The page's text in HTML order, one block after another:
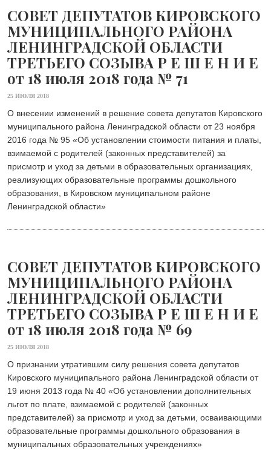
СОВЕТ ДЕПУТАТОВ КИРОВСКОГО
МУНИЦИПАЛЬНОГО РАЙОНА
ЛЕНИНГРАДСКОЙ ОБЛАСТИ
ТРЕТЬЕГО СОЗЫВА Р Е Ш Е Н И Е
от 18 июля 2018 года № 71
25 ИЮЛЯ 2018
О внесении изменений в решение совета депутатов Кировского
муниципального района Ленинградской области от 23 ноября
2016 года № 95 «Об установлении стоимости питания и платы,
взимаемой с родителей (законных представителей) за
присмотр и уход за детьми в образовательных организациях,
реализующих образовательные программы дошкольного
образования, в Кировском муниципальном районе
Ленинградской области»
СОВЕТ ДЕПУТАТОВ КИРОВСКОГО
МУНИЦИПАЛЬНОГО РАЙОНА
ЛЕНИНГРАДСКОЙ ОБЛАСТИ
ТРЕТЬЕГО СОЗЫВА Р Е Ш Е Н И Е
от 18 июля 2018 года № 69
25 ИЮЛЯ 2018
О признании утратившим силу решения совета депутатов
Кировского муниципального района Ленинградской области от
19 июня 2013 года № 40 «Об установлении дополнительных
льгот по плате, взимаемой с родителей (законных
представителей) за присмотр и уход за детьми, осваивающими
образовательные программы дошкольного образования в
муниципальных образовательных учреждениях»